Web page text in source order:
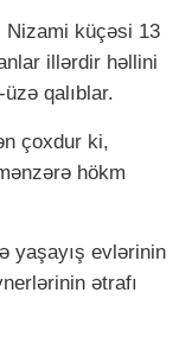
Nizami küçəsi 13
illərdir həllini
qalıblar.
çoxdur ki,
hökm
yaşayış evlərinin
ətrafı